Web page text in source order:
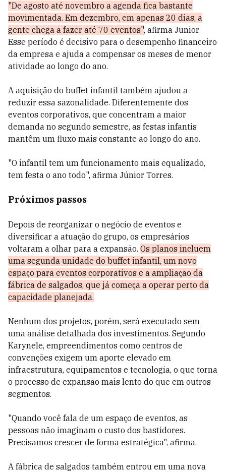
"De agosto até novembro a agenda fica bastante
movimentada. Em dezembro, em apenas 20 dias, a
gente chega a fazer até 70 eventos", afirma Junior.
Esse período é decisivo para o desempenho financeiro
da empresa e ajuda a compensar os meses de menor
atividade ao longo do ano.
A aquisição do buffet infantil também ajudou a
reduzir essa sazonalidade. Diferentemente dos
eventos corporativos, que concentram a maior
demanda no segundo semestre, as festas infantis
mantêm um fluxo mais constante ao longo do ano.
"O infantil tem um funcionamento mais equalizado,
tem festa o ano todo", afirma Júnior Torres.
Próximos passos
Depois de reorganizar o negócio de eventos e
diversificar a atuação do grupo, os empresários
voltaram a olhar para a expansão. Os planos incluem
uma segunda unidade do buffet infantil, um novo
espaço para eventos corporativos e a ampliação da
fábrica de salgados, que já começa a operar perto da
capacidade planejada.
Nenhum dos projetos, porém, será executado sem
uma análise detalhada dos investimentos. Segundo
Karynele, empreendimentos como centros de
convenções exigem um aporte elevado em
infraestrutura, equipamentos e tecnologia, o que torna
o processo de expansão mais lento do que em outros
segmentos.
"Quando você fala de um espaço de eventos, as
pessoas não imaginam o custo dos bastidores.
Precisamos crescer de forma estratégica", afirma.
A fábrica de salgados também entrou em uma nova